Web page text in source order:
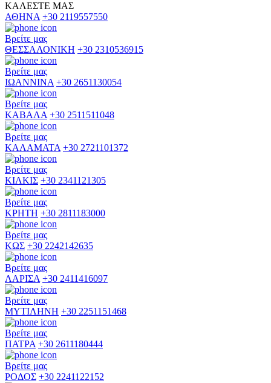
ΚΑΛEΣΤΕ ΜΑΣ
ΑΘΗΝΑ +30 2119557550
Βρείτε μας
ΘΕΣΣΑΛΟΝΙΚΗ +30 2310536915
Βρείτε μας
ΙΩΑΝΝΙΝΑ +30 2651130054
Βρείτε μας
ΚΑΒΑΛΑ +30 2511511048
Βρείτε μας
ΚΑΛΑΜΑΤΑ +30 2721101372
Βρείτε μας
ΚΙΛΚΙΣ +30 2341121305
Βρείτε μας
ΚΡΗΤΗ +30 2811183000
Βρείτε μας
ΚΩΣ +30 2242142635
Βρείτε μας
ΛΑΡΙΣΑ +30 2411416097
Βρείτε μας
ΜΥΤΙΛΗΝΗ +30 2251151468
Βρείτε μας
ΠΑΤΡΑ +30 2611180444
Βρείτε μας
ΡΟΔΟΣ +30 2241122152